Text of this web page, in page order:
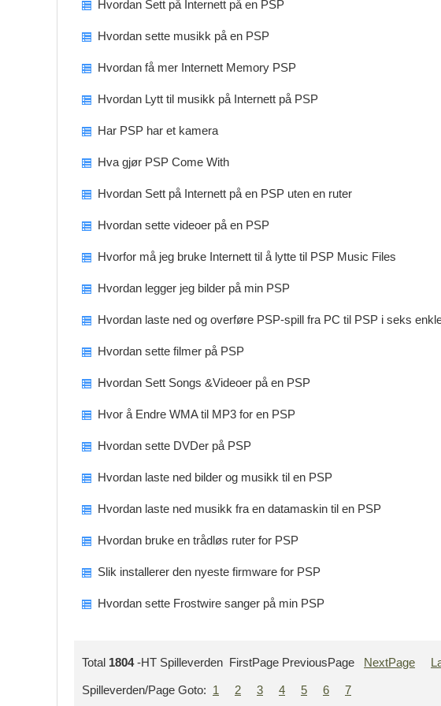
Hvordan Sett på Internett på en PSP
Hvordan sette musikk på en PSP
Hvordan få mer Internett Memory PSP
Hvordan Lytt til musikk på Internett på PSP
Har PSP har et kamera
Hva gjør PSP Come With
Hvordan Sett på Internett på en PSP uten en ruter
Hvordan sette videoer på en PSP
Hvorfor må jeg bruke Internett til å lytte til PSP Music Files
Hvordan legger jeg bilder på min PSP
Hvordan laste ned og overføre PSP-spill fra PC til PSP i seks
Hvordan sette filmer på PSP
Hvordan Sett Songs &Videoer på en PSP
Hvor å Endre WMA til MP3 for en PSP
Hvordan sette DVDer på PSP
Hvordan laste ned bilder og musikk til en PSP
Hvordan laste ned musikk fra en datamaskin til en PSP
Hvordan bruke en trådløs ruter for PSP
Slik installerer den nyeste firmware for PSP
Hvordan sette Frostwire sanger på min PSP
Total 1804-HT Spilleverden FirstPage PreviousPage NextPage
Spilleverden/Page Goto: 1 2 3 4 5 6 7